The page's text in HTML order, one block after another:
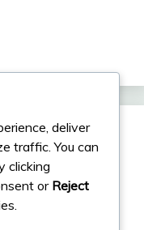
Vývoj mládeže,
deliver
traffic. You can
clicking
orReject